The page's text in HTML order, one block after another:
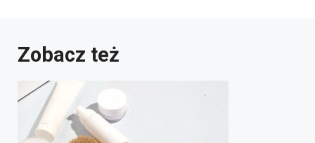
Zobacz też